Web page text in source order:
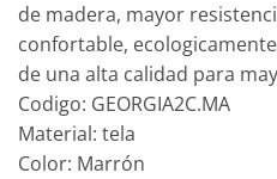
de madera, mayor
confortable,
de una alta calidad para
Codigo: GEORGIA2C.MA
Material: tela
Color: Marrón